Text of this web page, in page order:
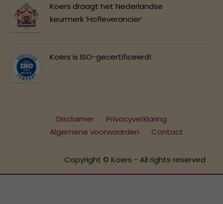
Koers draagt het Nederlandse
keurmerk ‘Hofleverancier’
Koers is ISO-gecertificeerd!
Disclaimer
Privacyverklaring
Algemene voorwaarden
Contact
Copyright © Koers - All rights reserved